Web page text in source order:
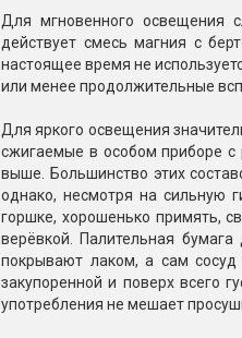
Терочные
Фитильные
Лимонки, гранаты
Корсары
Летающие и наземные
Бабочки, пчелы
Жуки
Цветной дым и огонь
Для мгновенного освещения
действует смесь магния с
настоящее время не
или менее продолжительные
Для яркого освещения
сжигаемые в особом приборе
выше. Большинство этих
однако, несмотря на сильную
горшке, хорошенько примять,
верёвкой. Палительная
покрывают лаком, а сам сосуд
закупоренной и поверх всего
употребления не мешает